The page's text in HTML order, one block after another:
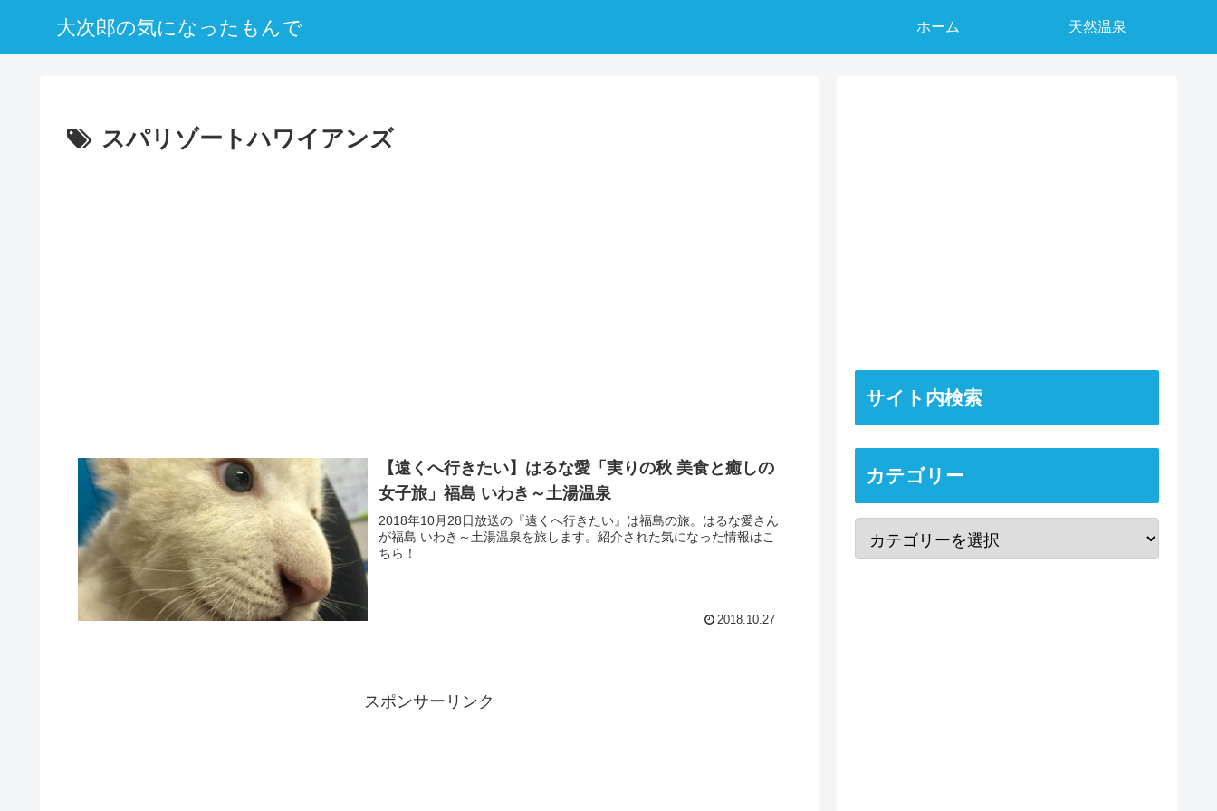
大次郎の気になったもんで ホーム 天然温泉
スパリゾートハワイアンズ
【遠くへ行きたい】はるな愛「実りの秋 美食と癒しの
女子旅」福島 いわき～土湯温泉
2018年10月28日放送の『遠くへ行きたい』は福島の旅。はるな愛さん
が福島 いわき～土湯温泉を旅します。紹介された気になった情報はこ
ちら！
2018.10.27
スポンサーリンク
サイト内検索
カテゴリー